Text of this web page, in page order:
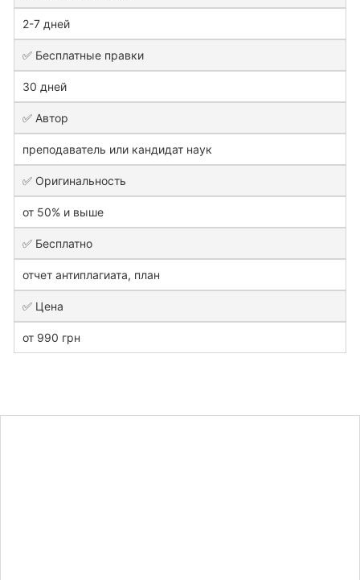
2-7 дней
✅ Бесплатные правки
30 дней
✅ Автор
преподаватель или кандидат наук
✅ Оригинальность
от 50% и выше
✅ Бесплатно
отчет антиплагиата, план
✅ Цена
от 990 грн